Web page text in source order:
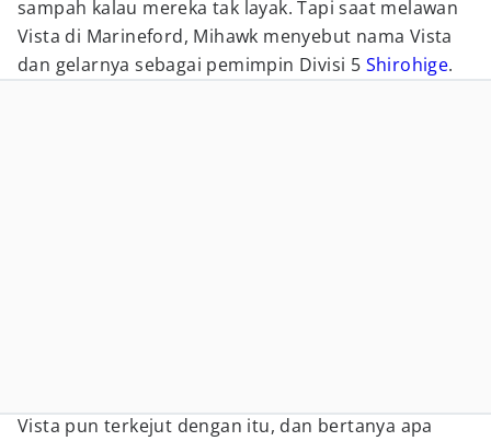
sampah kalau mereka tak layak. Tapi saat melawan
Vista di Marineford, Mihawk menyebut nama Vista
dan gelarnya sebagai pemimpin Divisi 5 Shirohige.
Vista pun terkejut dengan itu, dan bertanya apa